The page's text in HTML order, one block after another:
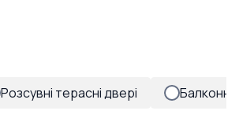
Розсувні терасні двері Балконні